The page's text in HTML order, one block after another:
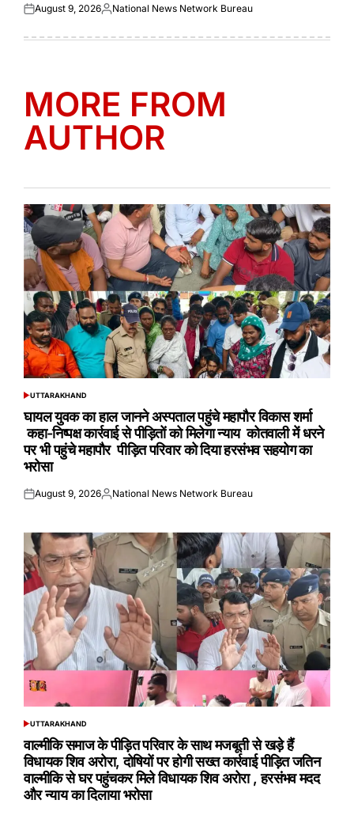
Posted
August 9, 2026Posted
National News Network Bureau
MORE FROM
AUTHOR
POSTED
UTTARAKHAND
घायल युवक का हाल जानने अस्पताल पहुंचे महापौर विकास शर्मा
कहा-निष्पक्ष कार्रवाई से पीड़ितों को मिलेगा न्याय कोतवाली में धरने
पर भी पहुंचे महापौर पीड़ित परिवार को दिया हरसंभव सहयोग का
भरोसा
Posted
August 9, 2026Posted
National News Network Bureau
POSTED
UTTARAKHAND
वाल्मीकि समाज के पीड़ित परिवार के साथ मजबूती से खड़े हैं
विधायक शिव अरोरा, दोषियों पर होगी सख्त कार्रवाई पीड़ित जतिन
वाल्मीकि से घर पहुंचकर मिले विधायक शिव अरोरा , हरसंभव मदद
और न्याय का दिलाया भरोसा